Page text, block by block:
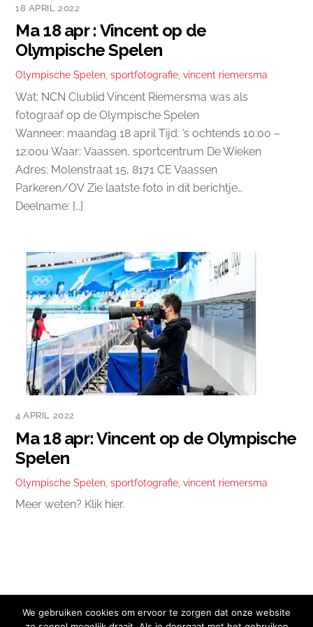
18 APRIL 2022
Ma 18 apr : Vincent op de
Olympische Spelen
Olympische Spelen,sportfotografie,vincent riemersma
Wat: NCN Clublid Vincent Riemersma was als
fotograaf op de Olympische Spelen
Wanneer: maandag 18 april Tijd: ’s ochtends 10:00 –
12:00u Waar: Vaassen, sportcentrum De Wieken
Adres: Molenstraat 15, 8171 CE Vaassen
Parkeren/OV Zie laatste foto in dit berichtje…
Deelname: […]
4 APRIL 2022
Ma 18 apr: Vincent op de Olympische
Spelen
Olympische Spelen ,sportfotografie ,vincent riemersma
Meer weten? Klik hier.
We gebruiken cookies om ervoor te zorgen dat onze website